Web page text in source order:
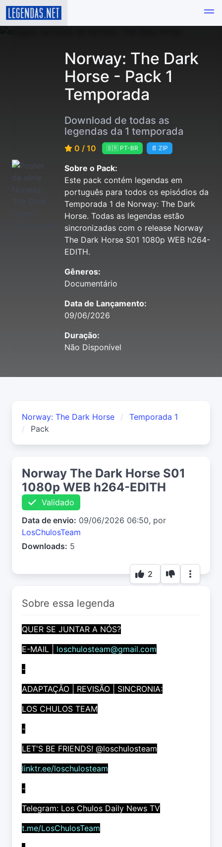
Norway: The Dark
Horse - Pack 1
Temporada
Download de todas as
legendas da 1 temporada
0 / 10 🇧🇷 PT-BR 📄 ZIP
Sobre o Pack:
Este pack contém legendas em
português para todos os episódios da
Temporada 1 de Norway: The Dark
Horse. Todas as legendas estão
sincronizadas com o release Norway
The Dark Horse S01 1080p WEB h264-
EDITH.
Gêneros:
Documentário
Data de Lançamento:
09/06/2026
Duração:
Não Disponível
Norway: The Dark Horse
Temporada 1
Pack
Norway The Dark Horse S01
1080p WEB h264-EDITH
Validado
Data de envio: 09/06/2026 06:50, por
LosChulosTeam
Downloads: 5
2
Sobre essa legenda
QUER SE JUNTAR A NÓS?
E-MAIL |
loschulosteam@gmail.com
-
ADAPTAÇÃO | REVISÃO | SINCRONIA:
LOS CHULOS TEAM
-
LET'S BE FRIENDS! @loschulosteam
linktr.ee/loschulosteam
-
Telegram: Los Chulos Daily News TV
t.me/LosChulosTeam